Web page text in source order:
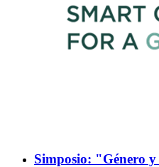
Simposio: "Género